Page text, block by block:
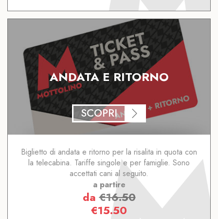
ANDATA E RITORNO
SCOPRI
Biglietto di andata e ritorno per la risalita in quota con
la telecabina. Tariffe singole e per famiglie. Sono
accettati cani al seguito.
a partire
da€16.50
€15.50